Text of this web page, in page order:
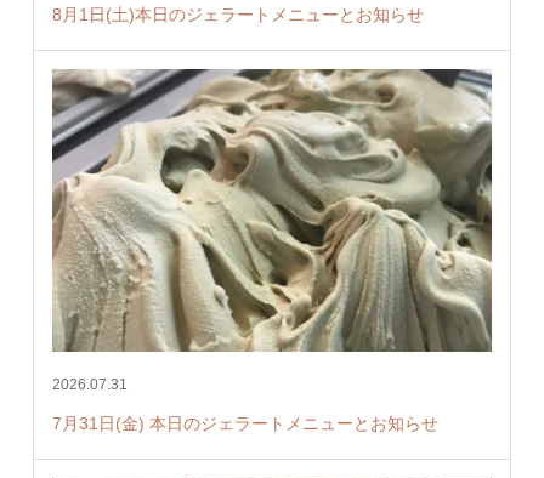
8月1日(土)本日のジェラートメニューとお知らせ
2026.07.31
7月31日(金) 本日のジェラートメニューとお知らせ